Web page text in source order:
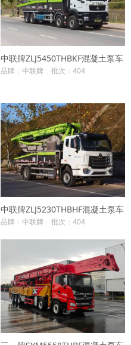
中联牌ZLJ5450THBKF混凝土泵车
品牌：中联牌 批次：404
中联牌ZLJ5230THBHF混凝土泵车
品牌：中联牌 批次：404